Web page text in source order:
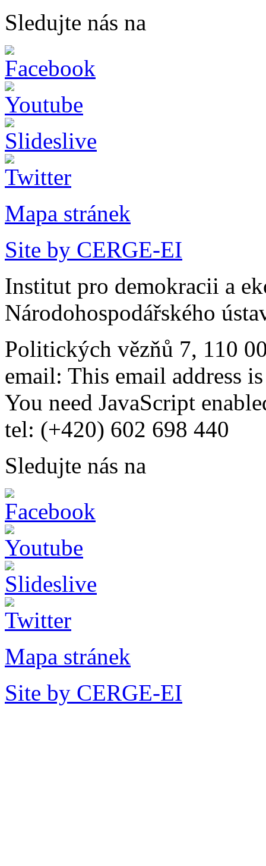
Sledujte nás na
Mapa stránek
Site by CERGE-EI
Institut pro demokracii a
Národohospodářského
Politických vězňů 7, 110
email: This email address
You need JavaScript
tel: (+420) 602 698 440
Sledujte nás na
Mapa stránek
Site by CERGE-EI